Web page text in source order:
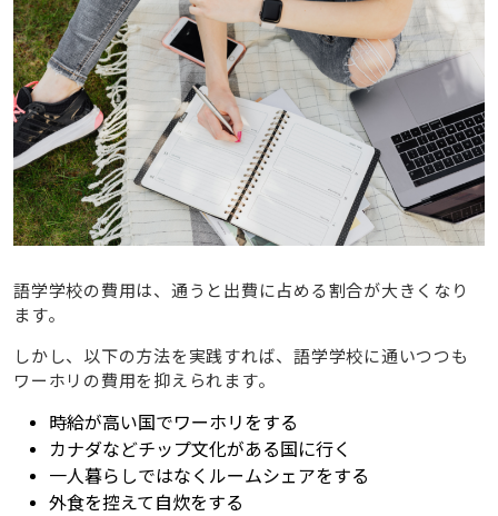
語学学校の費用は、通うと出費に占める割合が大きくなり
ます。
しかし、以下の方法を実践すれば、語学学校に通いつつも
ワーホリの費用を抑えられます。
時給が高い国でワーホリをする
カナダなどチップ文化がある国に行く
一人暮らしではなくルームシェアをする
外食を控えて自炊をする